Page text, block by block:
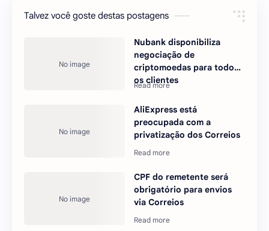
Talvez você goste destas postagens
Nubank disponibiliza
negociação de
criptomoedas para todos
os clientes
AliExpress está
preocupada com a
privatização dos Correios
CPF do remetente será
obrigatório para envios
via Correios